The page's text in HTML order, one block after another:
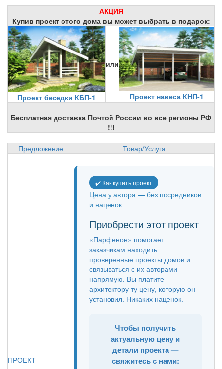
АКЦИЯ
Купив проект этого дома вы может выбрать в подарок:
Проект беседки КБП-1
или
Проект навеса КНП-1
Бесплатная доставка Почтой России во все регионы РФ
!!!
Предложение Товар/Услуга
ПРОЕКТ
✔️ Как купить проект
Цена у автора — без посредников
и наценок
Приобрести этот проект
«Парфенон» помогает
заказчикам находить
проверенные проекты домов и
связываться с их авторами
напрямую. Вы платите
архитектору ту цену, которую он
установил. Никаких наценок.
Чтобы получить
актуальную цену и
детали проекта —
свяжитесь с нами: